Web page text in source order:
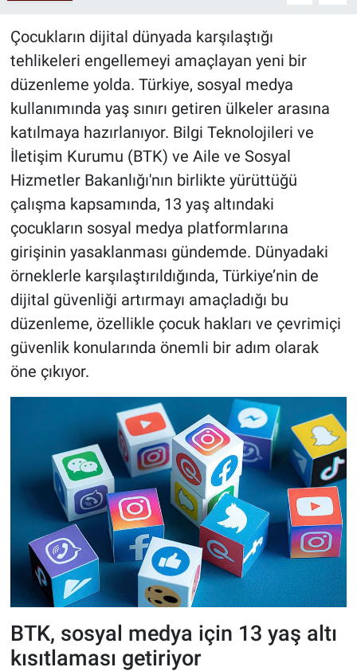
Çocukların dijital dünyada karşılaştığı
tehlikeleri engellemeyi amaçlayan yeni bir
düzenleme yolda. Türkiye, sosyal medya
kullanımında yaş sınırı getiren ülkeler arasına
katılmaya hazırlanıyor. Bilgi Teknolojileri ve
İletişim Kurumu (BTK) ve Aile ve Sosyal
Hizmetler Bakanlığı'nın birlikte yürüttüğü
çalışma kapsamında, 13 yaş altındaki
çocukların sosyal medya platformlarına
girişinin yasaklanması gündemde. Dünyadaki
örneklerle karşılaştırıldığında, Türkiye’nin de
dijital güvenliği artırmayı amaçladığı bu
düzenleme, özellikle çocuk hakları ve çevrimiçi
güvenlik konularında önemli bir adım olarak
öne çıkıyor.
BTK, sosyal medya için 13 yaş altı
kısıtlaması getiriyor